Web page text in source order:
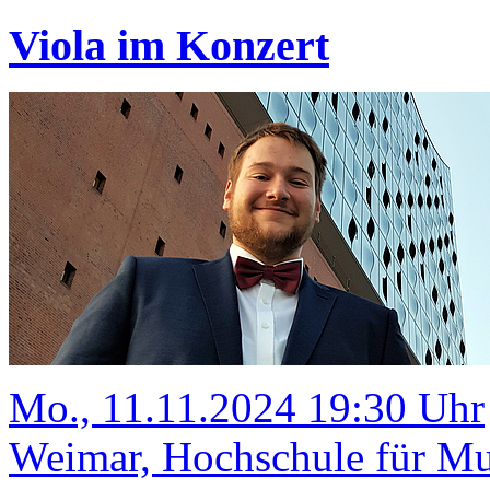
Viola im Konzert
Mo., 11.11.2024 19:30 Uhr
Weimar, Hochschule für